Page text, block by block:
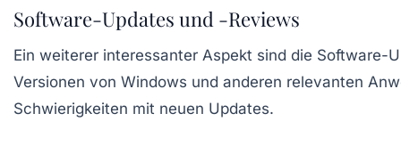
Software-Updates und -Reviews
Ein weiterer interessanter Aspekt sind die Software-
Versionen von Windows und anderen relevanten
Schwierigkeiten mit neuen Updates.